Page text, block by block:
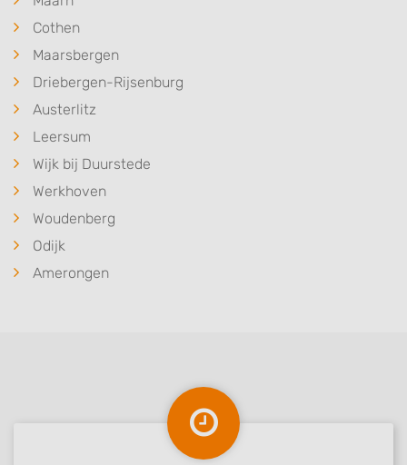
Cothen
Maarsbergen
Driebergen-Rijsenburg
Austerlitz
Leersum
Wijk bij Duurstede
Werkhoven
Woudenberg
Odijk
Amerongen